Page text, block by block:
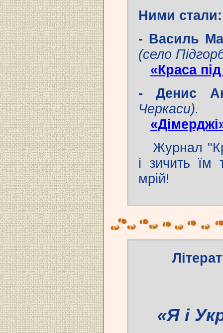
Ними стали:
- Василь
(село
«Краса
- Денис
Черкаси).
Журнал
і зичить їм
мрій!
«Я і